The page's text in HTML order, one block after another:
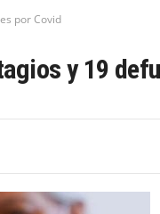
por Covid
y 19